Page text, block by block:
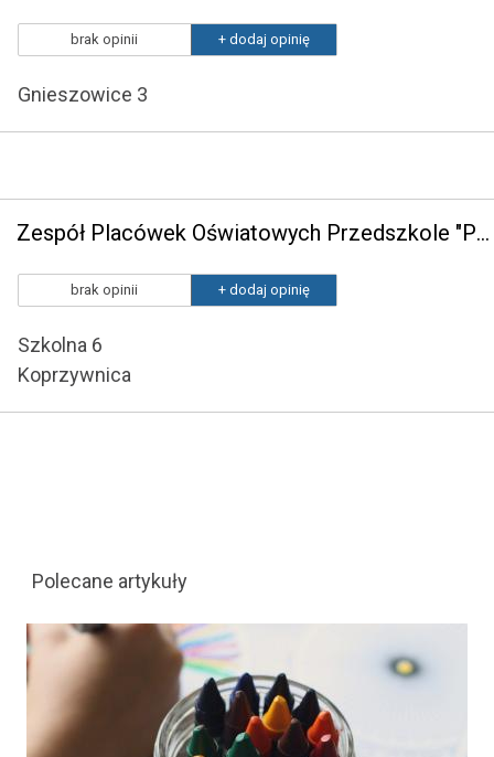
brak opinii + dodaj opinię
Gnieszowice 3
Zespół Placówek Oświatowych Przedszkole "Pod Sosnami" w Koprzywnicy
brak opinii + dodaj opinię
Szkolna 6
Koprzywnica
Polecane artykuły